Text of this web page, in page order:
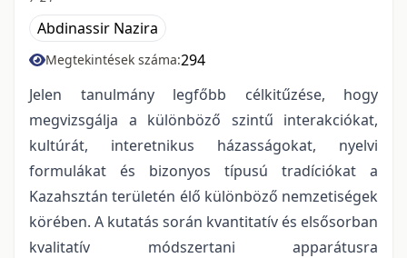
Abdinassir Nazira
Megtekintések száma:294
Jelen tanulmány legfőbb célkitűzése, hogy
megvizsgálja a különböző szintű interakciókat,
kultúrát, interetnikus házasságokat, nyelvi
formulákat és bizonyos típusú tradíciókat a
Kazahsztán területén élő különböző nemzetiségek
körében. A kutatás során kvantitatív és elsősorban
kvalitatív módszertani apparátusra